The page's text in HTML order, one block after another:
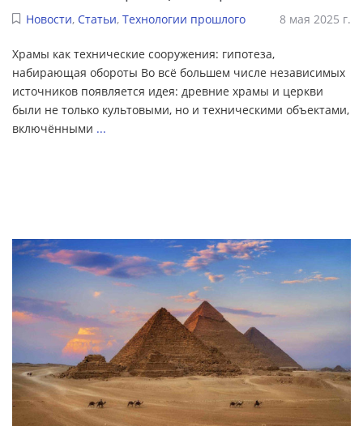
Новости, Статьи, Технологии прошлого 8 мая 2025 г.
Храмы как технические сооружения: гипотеза,
набирающая обороты Во всё большем числе независимых
источников появляется идея: древние храмы и церкви
были не только культовыми, но и техническими объектами,
включёнными ...